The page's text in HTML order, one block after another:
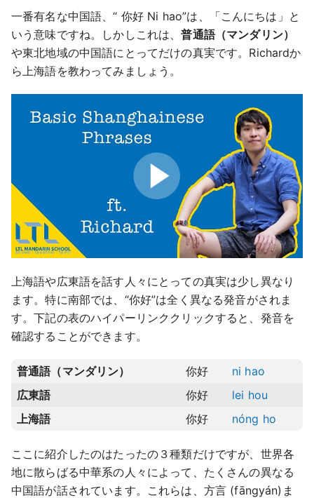
一番有名な中国語、“ 你好 Ni hao”は、「こんにちは」と
いう意味ですね。しかしこれは、普通語（マンダリン）
や東北地域の中国語にとってだけの真実です。Richardか
ら上海語を教わってみましょう。
上海語や広東語を話す人々にとっての真実は少し異なり
ます。特に南部では、“你好”は全く異なる発音がされま
す。下記の表のハイパーリンククリックすると、発音を
確認することができます。
普通語（マンダリン） 你好
ni hao
広東語
你好
lei hou
上海語
你好 nóng ho
ここに紹介したのはたったの３種類だけですが、世界各
地に散らばる中華系の人々によって、たくさんの異なる
中国語が話されています。これらは、方言 (fāngyán)ま